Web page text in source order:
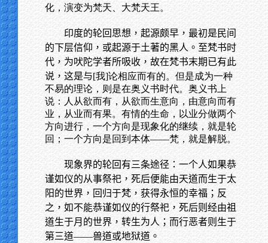
化，演变为梵天、大梵天王。
印度的轮回思想，起源颇早，最初是民间
的下层信仰，或起源于土著的黑人。至梵书时
代，为吠陀学者所吸收，故在梵书末期已有此
说，这是与[我]论相应而有的。但是成为一种
不易的理论，则是在奥义书时代。奥义书上
说：人从欲而有，从欲而生意向，由意向而有
业，从业而有果。有情的生命，以业分做两个
方向进行，一个方向是现象化的继续，就是轮
回；一个方向是回到本体——梵，就是解脱。
现象界的轮回有三条途径：一个人如果恭
谨如仪的从事祭祀，死后便能由天道而生于太
阳的世界，回归于梵，获得永恒的幸福；反
之，如不能恭谨如仪的行祭祀，死后则经由祖
道生于月的世界，转生为人；而行恶者则生于
第三道——兽道或地狱道。